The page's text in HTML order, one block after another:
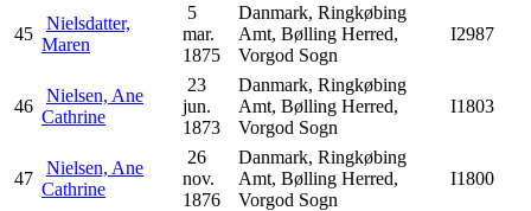
45
Nielsdatter,
Maren
5
mar.
1875
Danmark, Ringkøbing
Amt, Bølling Herred,
Vorgod Sogn
I2987
46
Nielsen, Ane
Cathrine
23
jun.
1873
Danmark, Ringkøbing
Amt, Bølling Herred,
Vorgod Sogn
I1803
47
Nielsen, Ane
Cathrine
26
nov.
1876
Danmark, Ringkøbing
Amt, Bølling Herred,
Vorgod Sogn
I1800